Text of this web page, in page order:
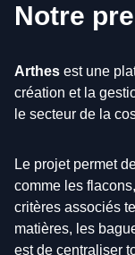
Notre
Arthes est une
création et la
le secteur de la
Le projet permet
comme les
critères associés
matières, les
est de centraliser